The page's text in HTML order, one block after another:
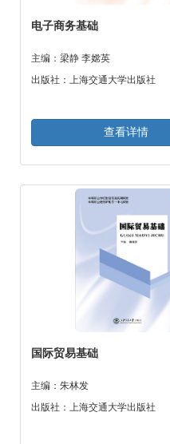
电子商务基础
主编：梁静 李嫦英
出版社：上海交通大学出版社
查看详情
国际贸易基础
主编：朱林发
出版社：上海交通大学出版社